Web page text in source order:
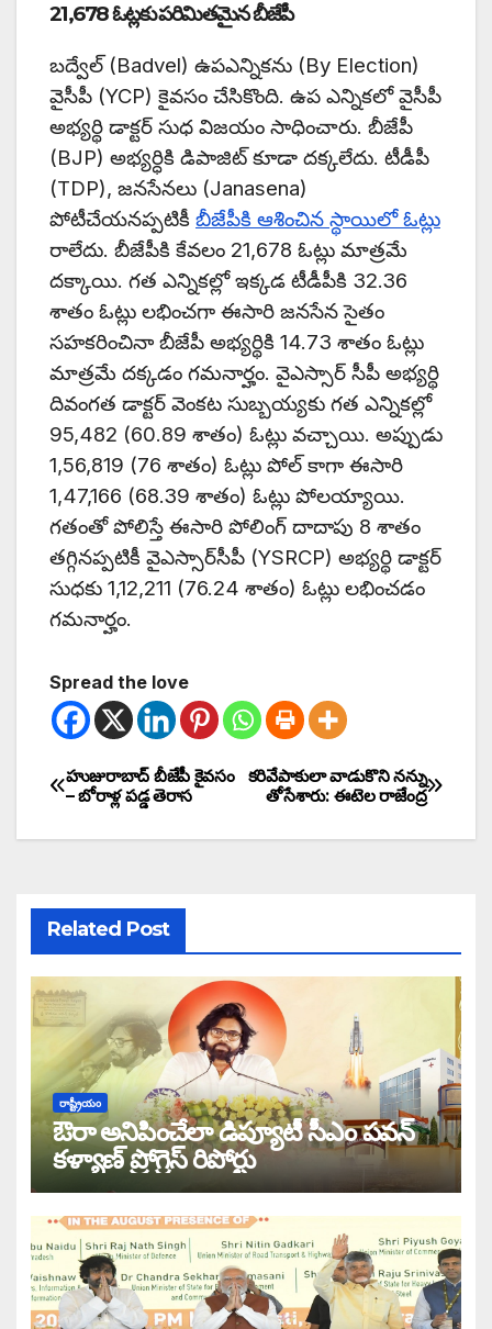
21,678 ఓట్లకు పరిమితమైన బీజేపీ
బద్వేల్ (Badvel) ఉపఎన్నికను (By Election)
వైసీపీ (YCP) కైవసం చేసికొంది. ఉప ఎన్నికలో వైసీపీ
అభ్యర్థి డాక్టర్ సుధ విజయం సాధించారు. బీజేపీ
(BJP) అభ్యర్ధికి డిపాజిట్ కూడా దక్కలేదు. టీడీపీ
(TDP), జనసేనలు (Janasena)
పోటీచేయనప్పటికీ బీజేపీకి ఆశించిన స్థాయిలో ఓట్లు
రాలేదు. బీజేపీకి కేవలం 21,678 ఓట్లు మాత్రమే
దక్కాయి. గత ఎన్నికల్లో ఇక్కడ టీడీపీకి 32.36
శాతం ఓట్లు లభించగా ఈసారి జనసేన సైతం
సహకరించినా బీజేపీ అభ్యర్థికి 14.73 శాతం ఓట్లు
మాత్రమే దక్కడం గమనార్హం. వైఎస్సార్‌ సీపీ అభ్యర్థి
దివంగత డాక్టర్‌ వెంకట సుబ్బయ్యకు గత ఎన్నికల్లో
95,482 (60.89 శాతం) ఓట్లు వచ్చాయి. అప్పుడు
1,56,819 (76 శాతం) ఓట్లు పోల్‌ కాగా ఈసారి
1,47,166 (68.39 శాతం) ఓట్లు పోలయ్యాయి.
గతంతో పోలిస్తే ఈసారి పోలింగ్‌ దాదాపు 8 శాతం
తగ్గినప్పటికీ వైఎస్సార్‌సీపీ (YSRCP) అభ్యర్థి డాక్టర్‌
సుధకు 1,12,211 (76.24 శాతం) ఓట్లు లభించడం
గమనార్హం.
Spread the love
కరివేపాకులా వాడుకొని నన్ను
తోసేశారు: ఈటెల రాజేంద్ర
హుజురాబాద్ బీజేపీ కైవసం
– బోరాళ్ల పడ్డ తెరాస
Related Post
రాష్ట్రీయం
ఔరా అనిపించేలా డిప్యూటీ సీఎం పవన్
కళ్యాణ్ ప్రోగ్రెస్ రిపోర్టు